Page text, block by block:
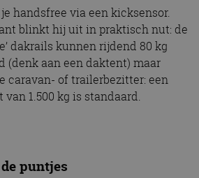
handsfree via een kicksensor.
blinkt hij uit in praktisch nut: de
dakrails kunnen rijdend 80 kg
(denk aan een daktent) maar
caravan- of trailerbezitter: een
1.500 kg is standaard.
puntjes